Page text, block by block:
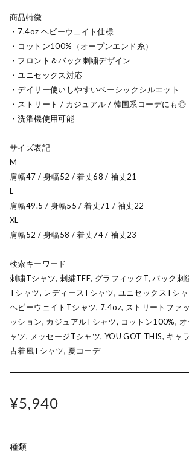
商品特徴
・7.4oz ヘビーウェイト仕様
・コットン100%（オープンエンド糸）
・フロント＆バック刺繍デザイン
・ユニセックス対応
・デイリー使いしやすいベーシックシルエット
・ストリート / カジュアル / 韓国系コーデにも◎
・洗濯機使用可能
サイズ表記
M
肩幅47 / 身幅52 / 着丈68 / 袖丈21
L
肩幅49.5 / 身幅55 / 着丈71 / 袖丈22
XL
肩幅52 / 身幅58 / 着丈74 / 袖丈23
検索キーワード
刺繍Tシャツ, 刺繍TEE, グラフィックT, バック刺
Tシャツ, レディースTシャツ, ユニセックスTシ
ヘビーウェイトTシャツ, 7.4oz, ストリートファ
ッション, カジュアルTシャツ, コットン100%,
ャツ, メッセージTシャツ, YOU GOT THIS, キャ
古着風Tシャツ, 夏コーデ
¥5,940
種類